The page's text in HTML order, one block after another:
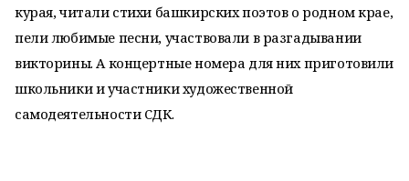
курая, читали стихи башкирских поэтов о родном крае,
пели любимые песни, участвовали в разгадывании
викторины. А концертные номера для них приготовили
школьники и участники художественной
самодеятельности СДК.